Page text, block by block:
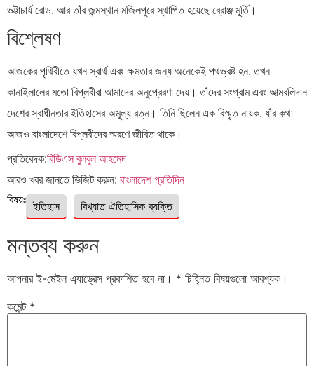
ভট্টাচার্য রোড, আর তাঁর জন্মস্থান মজিলপুরে স্থাপিত হয়েছে ব্রোঞ্জ মূর্তি।
বিশ্লেষণ
আজকের পৃথিবীতে যখন স্বার্থ এবং ক্ষমতার জন্য অনেকেই পথভ্রষ্ট হন, তখন
কানাইলালের মতো বিপ্লবীরা আমাদের অনুপ্রেরণা দেয়। তাঁদের সংগ্রাম এবং আত্মবলিদান
দেশের স্বাধীনতার ইতিহাসের অমূল্য রত্ন। তিনি ছিলেন এক বিস্মৃত নায়ক, যাঁর কথা
আজও বাংলাদেশে বিপ্লবীদের স্মরণে জীবিত থাকে।
প্রতিবেদক:বিডিএস বুলবুল আহমেদ
আরও খবর জানতে ভিজিট করুন: বাংলাদেশ প্রতিদিন
বিষয়ঃ ইতিহাস বিখ্যাত ঐতিহাসিক ব্যক্তি
মন্তব্য করুন
আপনার ই-মেইল এ্যাড্রেস প্রকাশিত হবে না। * চিহ্নিত বিষয়গুলো আবশ্যক।
কমেন্ট *